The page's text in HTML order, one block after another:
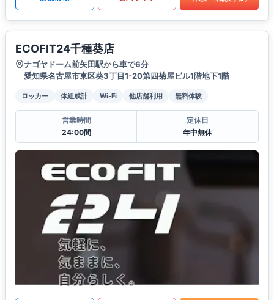
ECOFIT24千種葵店
ナゴヤドーム前矢田駅から車で6分
愛知県名古屋市東区葵3丁目1-20第四菊屋ビル1階地下1階
ロッカー 体組成計 Wi-Fi 他店舗利用 無料体験
営業時間
24:00間
定休日
年中無休